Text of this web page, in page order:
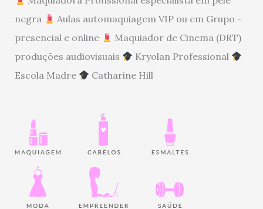
negra
Aulas automaquiagem VIP ou em Grupo -
presencial e online
Maquiador de Cinema (DRT)
produções audiovisuais
Kryolan Professional
Escola Madre
Catharine Hill